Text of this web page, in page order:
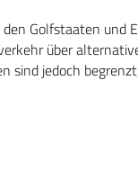
Golfstaaten und
über
sind jedoch